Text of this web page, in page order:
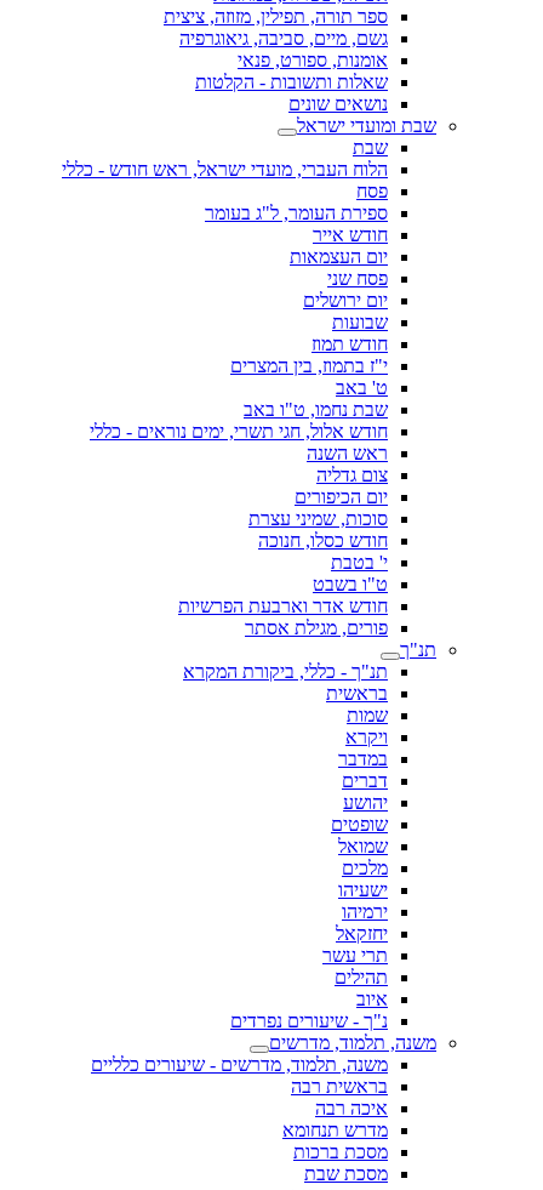
ספר תורה, תפילין, מזוזה, ציצית
גשם, מיים, סביבה, גיאוגרפיה
אומנות, ספורט, פנאי
שאלות ותשובות - הקלטות
נושאים שונים
שבת ומועדי ישראל
שבת
הלוח העברי, מועדי ישראל, ראש חודש - כללי
פסח
ספירת העומר, ל"ג בעומר
חודש אייר
יום העצמאות
פסח שני
יום ירושלים
שבועות
חודש תמוז
י"ז בתמוז, בין המצרים
ט' באב
שבת נחמו, ט"ו באב
חודש אלול, חגי תשרי, ימים נוראים - כללי
ראש השנה
צום גדליה
יום הכיפורים
סוכות, שמיני עצרת
חודש כסלו, חנוכה
י' בטבת
ט"ו בשבט
חודש אדר וארבעת הפרשיות
פורים, מגילת אסתר
תנ"ך
תנ"ך - כללי, ביקורת המקרא
בראשית
שמות
ויקרא
במדבר
דברים
יהושע
שופטים
שמואל
מלכים
ישעיהו
ירמיהו
יחזקאל
תרי עשר
תהילים
איוב
נ"ך - שיעורים נפרדים
משנה, תלמוד, מדרשים
משנה, תלמוד, מדרשים - שיעורים כלליים
בראשית רבה
איכה רבה
מדרש תנחומא
מסכת ברכות
מסכת שבת